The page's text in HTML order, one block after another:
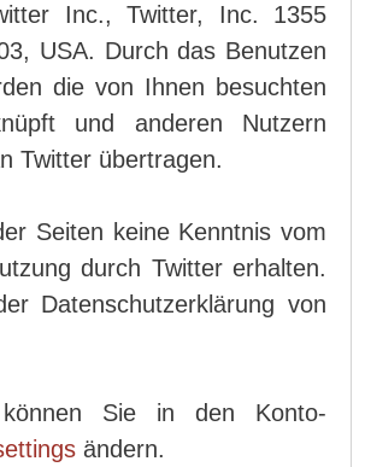
Inc., Twitter, Inc. 1355
USA. Durch das Benutzen
die von Ihnen besuchten
und anderen Nutzern
Twitter übertragen.
Seiten keine Kenntnis vom
durch Twitter erhalten.
Datenschutzerklärung von
können Sie in den Konto-
ändern.